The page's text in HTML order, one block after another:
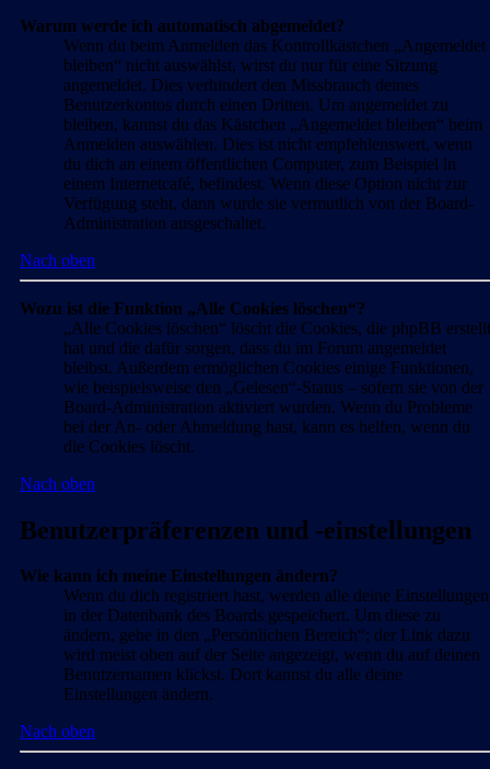
Warum werde ich automatisch abgemeldet?
Wenn du beim Anmelden das Kontrollkästchen „Angemeldet
bleiben“ nicht auswählst, wirst du nur für eine Sitzung
angemeldet. Dies verhindert den Missbrauch deines
Benutzerkontos durch einen Dritten. Um angemeldet zu
bleiben, kannst du das Kästchen „Angemeldet bleiben“ beim
Anmelden auswählen. Dies ist nicht empfehlenswert, wenn
du dich an einem öffentlichen Computer, zum Beispiel in
einem Internetcafé, befindest. Wenn diese Option nicht zur
Verfügung steht, dann wurde sie vermutlich von der Board-
Administration ausgeschaltet.
Nach oben
Wozu ist die Funktion „Alle Cookies löschen“?
„Alle Cookies löschen“ löscht die Cookies, die phpBB erstellt
hat und die dafür sorgen, dass du im Forum angemeldet
bleibst. Außerdem ermöglichen Cookies einige Funktionen,
wie beispielsweise den „Gelesen“-Status – sofern sie von der
Board-Administration aktiviert wurden. Wenn du Probleme
bei der An- oder Abmeldung hast, kann es helfen, wenn du
die Cookies löscht.
Nach oben
Benutzerpräferenzen und -einstellungen
Wie kann ich meine Einstellungen ändern?
Wenn du dich registriert hast, werden alle deine Einstellungen
in der Datenbank des Boards gespeichert. Um diese zu
ändern, gehe in den „Persönlichen Bereich“; der Link dazu
wird meist oben auf der Seite angezeigt, wenn du auf deinen
Benutzernamen klickst. Dort kannst du alle deine
Einstellungen ändern.
Nach oben